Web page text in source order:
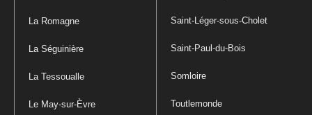
La Romagne
La Séguinière
La Tessoualle
Le May-sur-Èvre
Saint-Léger-sous-Cholet
Saint-Paul-du-Bois
Somloire
Toutlemonde